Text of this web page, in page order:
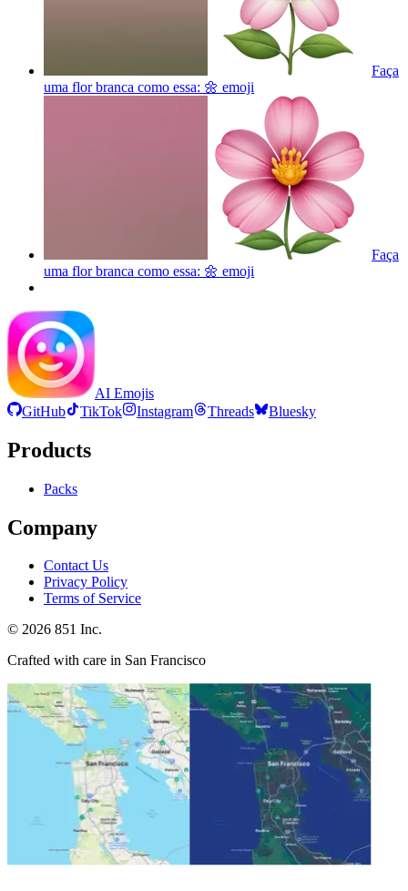
Faça
uma flor branca como essa: 🌼 emoji
Faça
uma flor branca como essa: 🌼 emoji
AI Emojis
GitHub
TikTok Instagram Threads Bluesky
Products
Packs
Company
Contact Us
Privacy Policy
Terms of Service
© 2026 851 Inc.
Crafted with care in San Francisco